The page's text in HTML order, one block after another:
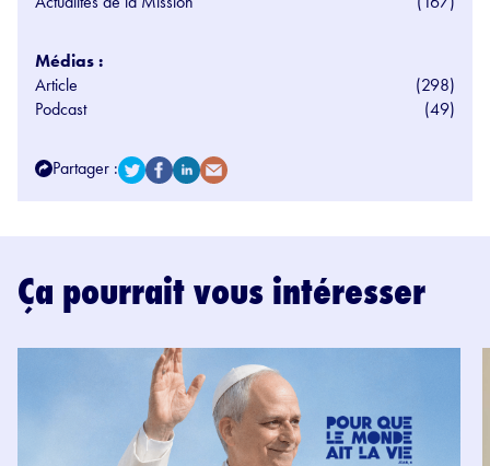
Médias :
Article
(298)
Podcast
(49)
Partager :
Ça pourrait vous intéresser